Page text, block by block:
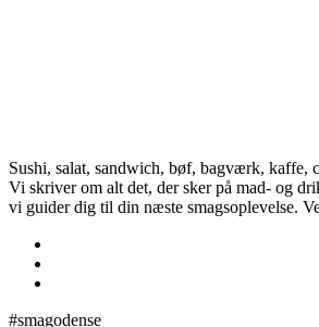
Sushi, salat, sandwich, bøf, bagværk, kaffe,
Vi skriver om alt det, der sker på mad- og
vi guider dig til din næste smagsoplevelse.
#smagodense